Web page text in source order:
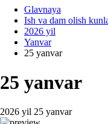
Glavnaya
Ish va dam olish
2026 yil
Yanvar
25 yanvar
25 yanvar
2026 yil 25 yanvar